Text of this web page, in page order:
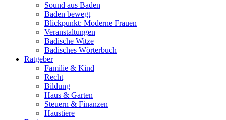
Sound aus Baden
Baden bewegt
Blickpunkt: Moderne Frauen
Veranstaltungen
Badische Witze
Badisches Wörterbuch
Ratgeber
Familie & Kind
Recht
Bildung
Haus & Garten
Steuern & Finanzen
Haustiere